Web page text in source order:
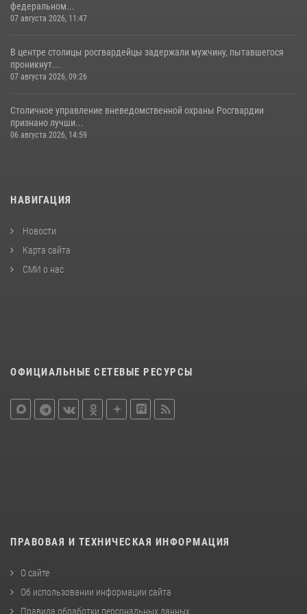
федеральном...
07 августа 2026, 11:47
В центре столицы росгвардейцы задержали мужчину, пытавшегося
проникнут...
07 августа 2026, 09:26
Столичное управление вневедомственной охраны Росгвардии
признано лучши...
06 августа 2026, 14:59
НАВИГАЦИЯ
Новости
Карта сайта
СМИ о нас
ОФИЦИАЛЬНЫЕ СЕТЕВЫЕ РЕСУРСЫ
ПРАВОВАЯ И ТЕХНИЧЕСКАЯ ИНФОРМАЦИЯ
О сайте
Об использовании информации сайта
Правила обработки персональных данных